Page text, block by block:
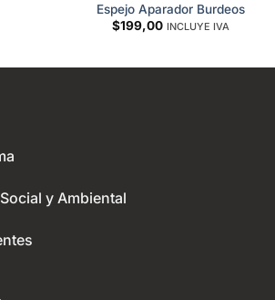
Espejo Aparador Burdeos
$199,00 INCLUYE IVA
y Ambiental